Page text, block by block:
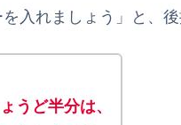
入れましょう」と、後
うど半分は、